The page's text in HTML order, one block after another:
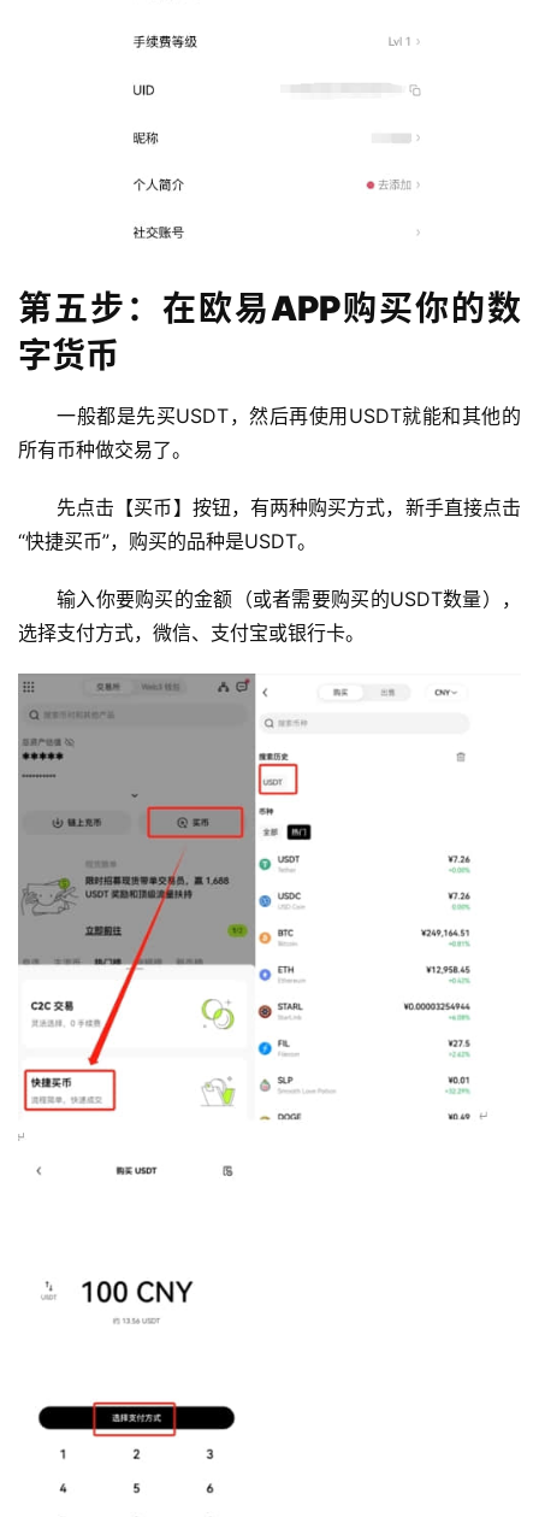
第五步：在欧易APP购买你的数
字货币
一般都是先买USDT，然后再使用USDT就能和其他的
所有币种做交易了。
先点击【买币】按钮，有两种购买方式，新手直接点击
“快捷买币”，购买的品种是USDT。
输入你要购买的金额（或者需要购买的USDT数量），
选择支付方式，微信、支付宝或银行卡。